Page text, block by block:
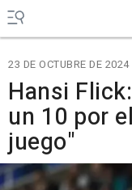
23 DE OCTUBRE DE 2024
Hansi
un 10 por
juego"